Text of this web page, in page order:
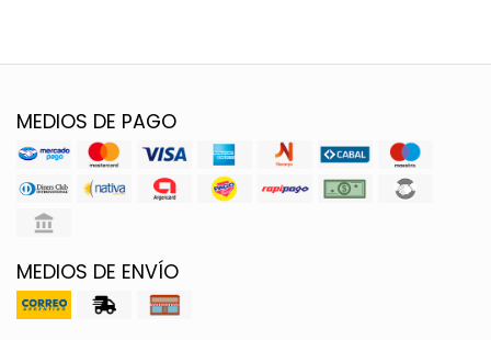
MEDIOS DE PAGO
MEDIOS DE ENVÍO